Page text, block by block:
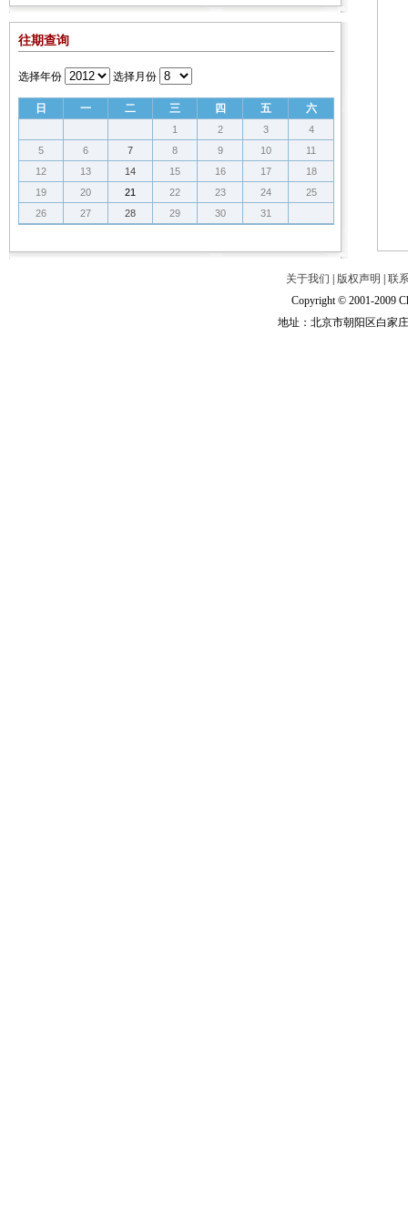
往期查询
选择年份 选择月份
日 一 二 三 四 五 六
1 2 3
4
5
6 7 8 9 10
11
12
13 14 15 16 17
18
19
20 21 22 23 24
25
26
27 28 29 30 31
关于我们 版权声明
联
Copyright © 2001-2009
地址：北京市朝阳区白家